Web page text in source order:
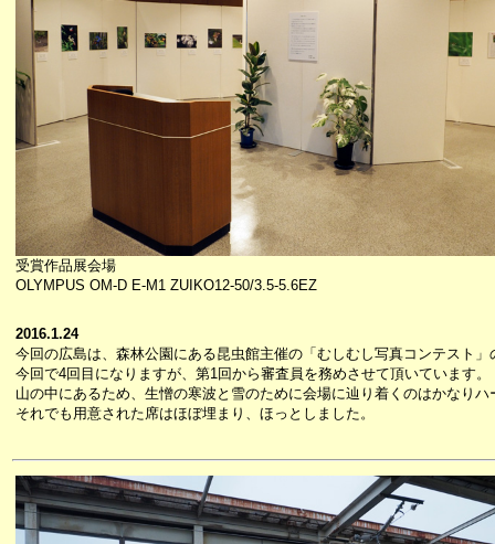
受賞作品展会場
OLYMPUS OM-D E-M1 ZUIKO12-50/3.5-5.6EZ
2016.1.24
今回の広島は、森林公園にある昆虫館主催の「むしむし写真コンテスト
今回で4回目になりますが、第1回から審査員を務めさせて頂いています。
山の中にあるため、生憎の寒波と雪のために会場に辿り着くのはかなり
それでも用意された席はほぼ埋まり、ほっとしました。